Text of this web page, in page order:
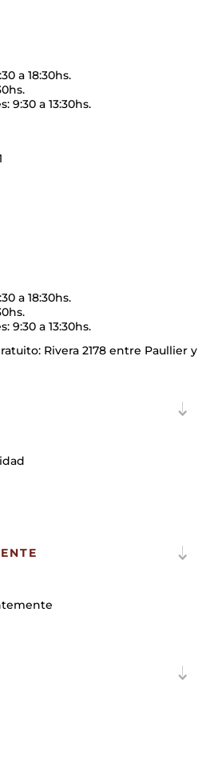
a 18:30hs.
9:30 a 13:30hs.
a 18:30hs.
9:30 a 13:30hs.
Rivera 2178 entre Paullier y